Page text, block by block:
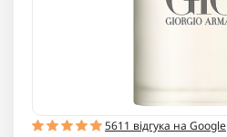
5611 відгука на Google